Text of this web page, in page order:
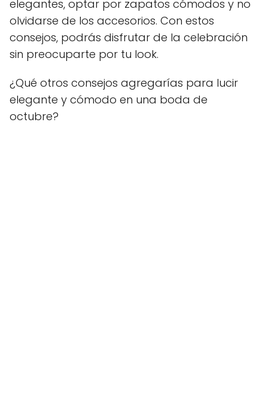
elegantes, optar por zapatos cómodos y no
olvidarse de los accesorios. Con estos
consejos, podrás disfrutar de la celebración
sin preocuparte por tu look.
¿Qué otros consejos agregarías para lucir
elegante y cómodo en una boda de
octubre?